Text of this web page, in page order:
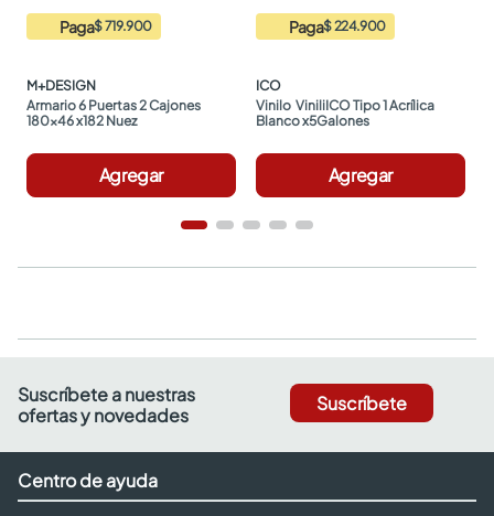
Paga$ 719.900
M+DESIGN
Armario 6 Puertas 2 Cajones
180x46 x182 Nuez
Agregar
Paga$ 224.900
ICO
Vinilo  ViniliICO Tipo 1 Acrílica
Blanco x5Galones
Agregar
Suscríbete a nuestras
ofertas y novedades
Suscríbete
Centro de ayuda